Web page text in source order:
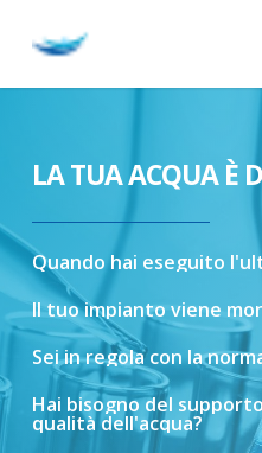
LA TUA ACQUA È
Quando hai eseguito
Il tuoimpianto viene
Seiinregola con la
Hai bisognodel
qualitàdell'acqua?